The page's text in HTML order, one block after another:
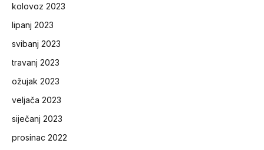
kolovoz 2023
lipanj 2023
svibanj 2023
travanj 2023
ožujak 2023
veljača 2023
siječanj 2023
prosinac 2022